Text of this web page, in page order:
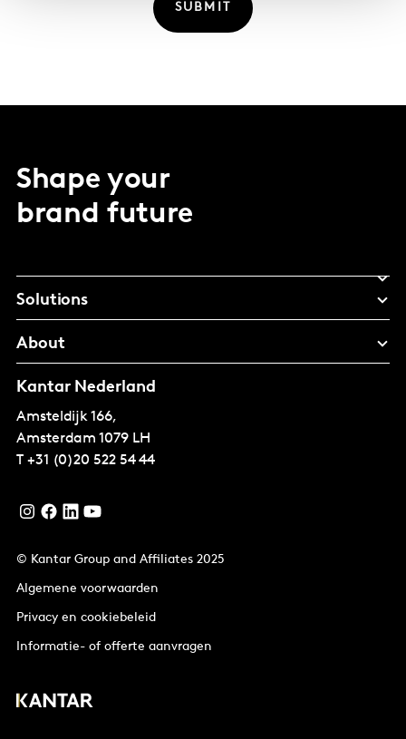
SUBMIT
Shape your
brand future
Solutions
About
Kantar Nederland
Amsteldijk 166,
Amsterdam 1079 LH
T +31 (0)20 522 54 44
© Kantar Group and Affiliates 2025
Algemene voorwaarden
Privacy en cookiebeleid
Informatie- of offerte aanvragen